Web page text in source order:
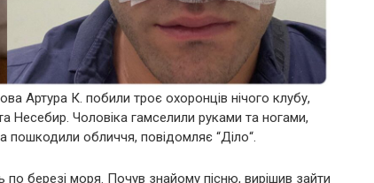
Артура К. побили троє охоронців нічого клубу,
Несебир. Чоловіка гамселили руками та ногами,
пошкодили обличчя, повідомляє “Діло“.
по березі моря. Почув знайому пісню, вирішив зайти